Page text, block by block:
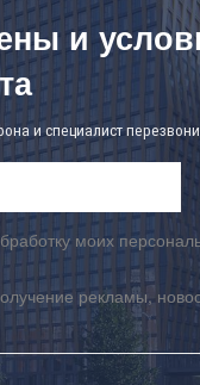
и
и специалист
моих
рекламы,